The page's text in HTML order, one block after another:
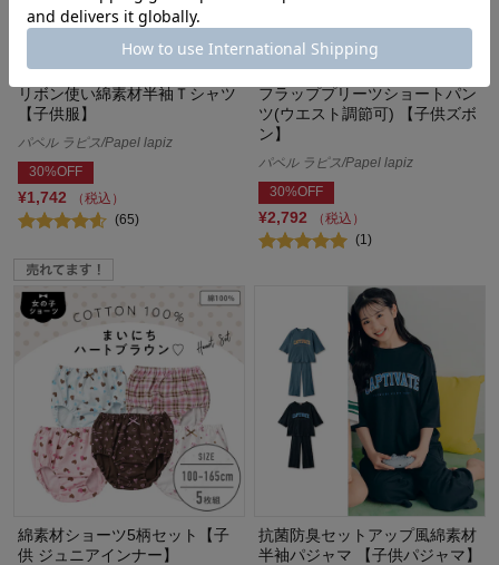
リボン使い綿素材半袖Ｔシャツ
【子供服】
パペル ラピス/Papel lapiz
30%OFF
¥1,742
（税込）
(65)
フラッププリーツショートパン
ツ(ウエスト調節可) 【子供ズボ
ン】
パペル ラピス/Papel lapiz
30%OFF
¥2,792
（税込）
(1)
綿素材ショーツ5柄セット【子
供 ジュニアインナー】
抗菌防臭セットアップ風綿素材
半袖パジャマ 【子供パジャマ】